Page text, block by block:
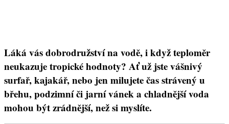
Láká vás dobrodružství na vodě, i když teploměr
neukazuje tropické hodnoty? Ať už jste vášnivý
surfař, kajakář, nebo jen milujete čas strávený u
břehu, podzimní či jarní vánek a chladnější voda
mohou být zrádnější, než si myslíte.